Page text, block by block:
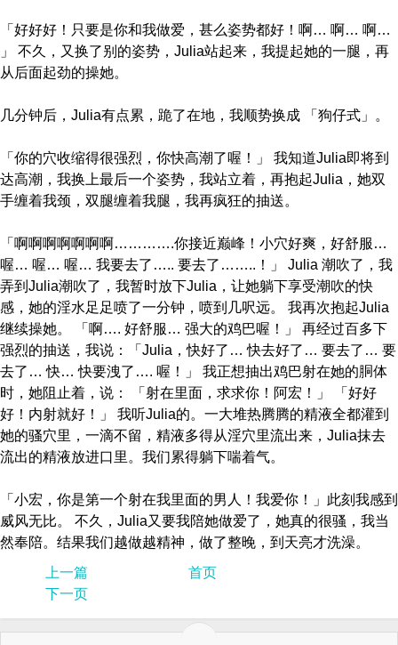
「好好好！只要是你和我做爱，甚么姿势都好！啊… 啊… 啊…
」 不久，又换了别的姿势，Julia站起来，我提起她的一腿，再
从后面起劲的操她。
几分钟后，Julia有点累，跪了在地，我顺势换成 「狗仔式」。
「你的穴收缩得很强烈，你快高潮了喔！」 我知道Julia即将到
达高潮，我换上最后一个姿势，我站立着，再抱起Julia，她双
手缠着我颈，双腿缠着我腿，我再疯狂的抽送。
「啊啊啊啊啊啊啊………….你接近巅峰！小穴好爽，好舒服…
喔… 喔… 喔… 我要去了….. 要去了……..！」 Julia 潮吹了，我
弄到Julia潮吹了，我暂时放下Julia，让她躺下享受潮吹的快
感，她的淫水足足喷了一分钟，喷到几呎远。 我再次抱起Julia
继续操她。 「啊…. 好舒服… 强大的鸡巴喔！」 再经过百多下
强烈的抽送，我说：「Julia，快好了… 快去好了… 要去了… 要
去了… 快… 快要洩了…. 喔！」 我正想抽出鸡巴射在她的胴体
时，她阻止着，说： 「射在里面，求求你！阿宏！」 「好好
好！内射就好！」 我听Julia的。一大堆热腾腾的精液全都灌到
她的骚穴里，一滴不留，精液多得从淫穴里流出来，Julia抹去
流出的精液放进口里。我们累得躺下喘着气。
「小宏，你是第一个射在我里面的男人！我爱你！」此刻我感到
威风无比。 不久，Julia又要我陪她做爱了，她真的很骚，我当
然奉陪。结果我们越做越精神，做了整晚，到天亮才洗澡。
上一篇
首页
下一页